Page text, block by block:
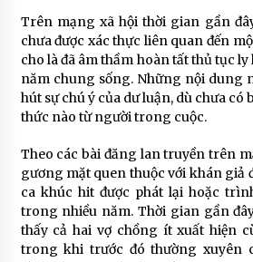
Trên mạng xã hội thời gian gần
chưa được xác thực liên quan đến
cho là đã âm thầm hoàn tất thủ tục ly
năm chung sống. Những nội dung
hút sự chú ý của dư luận, dù chưa
thức nào từ người trong cuộc.
Theo các bài đăng lan truyền trên
gương mặt quen thuộc với khán giả
ca khúc hit được phát lại hoặc
trong nhiều năm. Thời gian gần
thấy cả hai vợ chồng ít xuất hiện
trong khi trước đó thường xuyên